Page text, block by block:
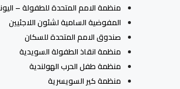
منظمة الامم المتحدة للطفولة –
المفوضية السامية لشئون اللاجئيين
صندوق الامم المتحدة للسكان
منظمة انقاذ الطفولة السويدية
منظمة طفل الحرب الهولندية
منظمة كير السويسرية